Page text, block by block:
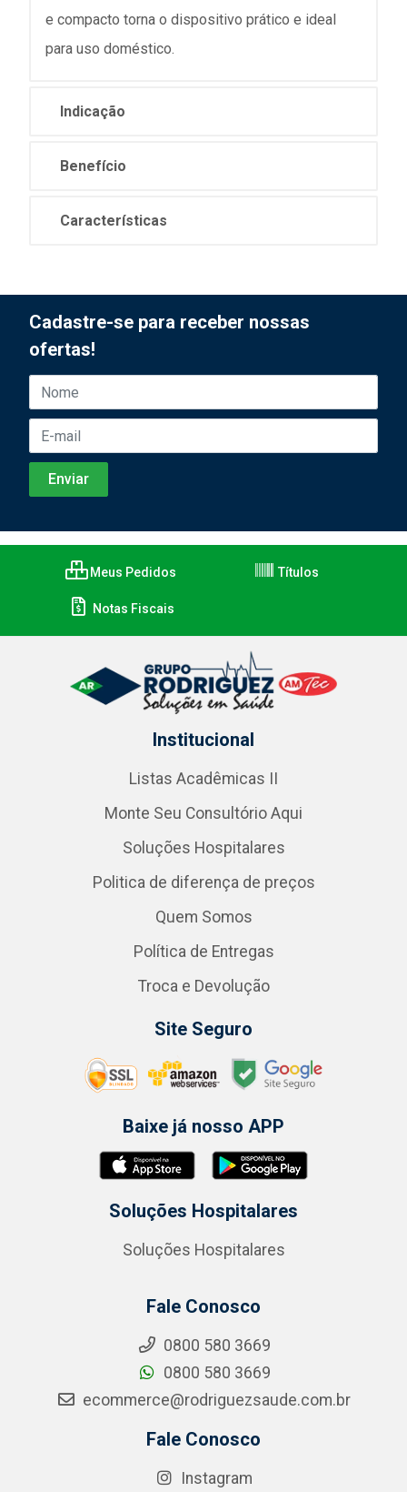
e compacto torna o dispositivo prático e ideal
para uso doméstico.
Indicação
Benefício
Características
Cadastre-se para receber nossas
ofertas!
Meus Pedidos Títulos
Notas Fiscais
Institucional
Listas Acadêmicas II
Monte Seu Consultório Aqui
Soluções Hospitalares
Politica de diferença de preços
Quem Somos
Política de Entregas
Troca e Devolução
Site Seguro
Baixe já nosso APP
Soluções Hospitalares
Soluções Hospitalares
Fale Conosco
0800 580 3669
0800 580 3669
ecommerce@rodriguezsaude.com.br
Fale Conosco
Instagram